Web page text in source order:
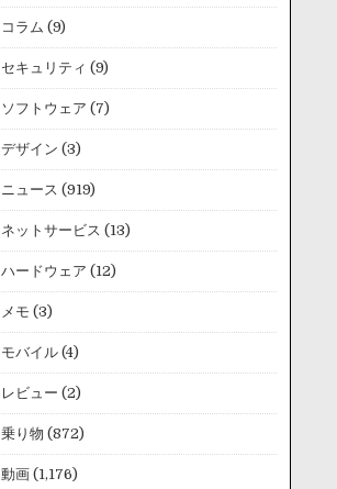
コラム (9)
セキュリティ (9)
ソフトウェア (7)
デザイン (3)
ニュース (919)
ネットサービス (13)
ハードウェア (12)
メモ (3)
モバイル(4)
レビュー (2)
乗り物 (872)
動画(1,176)